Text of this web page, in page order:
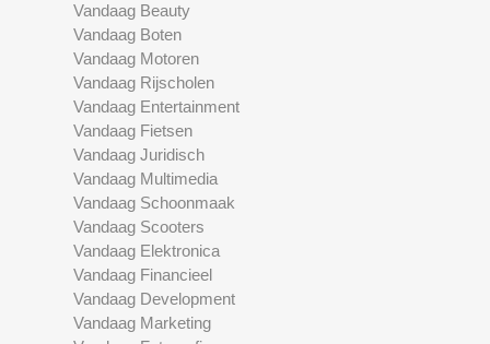
Vandaag Beauty
Vandaag Boten
Vandaag Motoren
Vandaag Rijscholen
Vandaag Entertainment
Vandaag Fietsen
Vandaag Juridisch
Vandaag Multimedia
Vandaag Schoonmaak
Vandaag Scooters
Vandaag Elektronica
Vandaag Financieel
Vandaag Development
Vandaag Marketing